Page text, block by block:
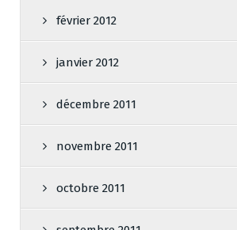
février 2012
janvier 2012
décembre 2011
novembre 2011
octobre 2011